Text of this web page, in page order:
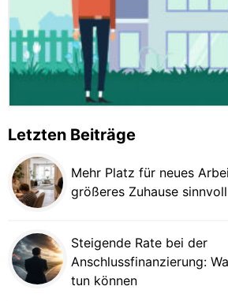
Letzten Beiträge
Mehr Platz für neues
größeres Zuhause
Steigende Rate bei der
Anschlussfinanzierung:
tun können